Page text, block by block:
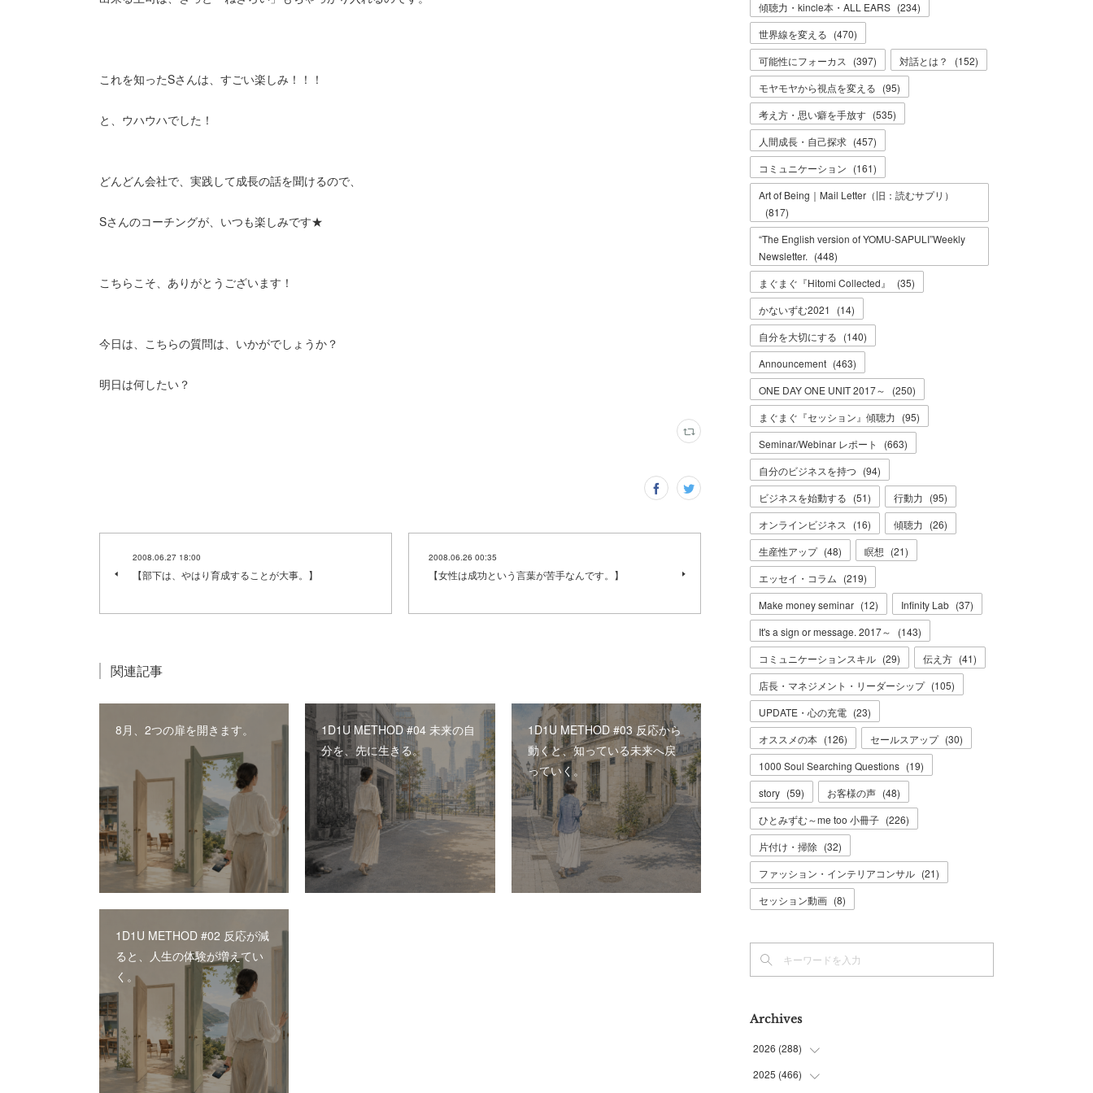
これを知ったSさんは、すごい楽しみ！！！
と、ウハウハでした！
どんどん会社で、実践して成長の話を聞けるので、
Sさんのコーチングが、いつも楽しみです★
こちらこそ、ありがとうございます！
今日は、こちらの質問は、いかがでしょうか？
明日は何したい？
2008.06.27 18:00
【部下は、やはり育成することが大事。】
2008.06.26 00:35
【女性は成功という言葉が苦手なんです。】
関連記事
8月、2つの扉を開きます。
1D1U METHOD #04 未来の自
分を、先に生きる。
1D1U METHOD #03 反応から
動くと、知っている未来へ戻
っていく。
1D1U METHOD #02 反応が減
ると、人生の体験が増えてい
く。
傾聴力・kincle本・ALL EARS (234)
世界線を変える (470)
可能性にフォーカス
(397) 対話とは？ (152)
モヤモヤから視点を変える (95)
考え方・思い癖を手放す (535)
人間成長・自己探求 (457)
コミュニケーション (161)
Art of Being｜Mail Letter（旧：読むサプリ）
(817)
“The English version of YOMU-SAPULI”Weekly
Newsletter. (448)
まぐまぐ『Hitomi Collected』
(35)
かないずむ2021
(14)
自分を大切にする (140)
Announcement (463)
ONE DAY ONE UNIT 2017～
(250)
まぐまぐ『セッション』傾聴力 (95)
Seminar/Webinar レポート
(663)
自分のビジネスを持つ (94)
ビジネスを始動する (51) 行動力 (95)
オンラインビジネス
(16) 傾聴力 (26)
生産性アップ (48) 瞑想 (21)
エッセイ・コラム (219)
Make money seminar (12) Infinity Lab (37)
It's a sign or message. 2017～
(143)
コミュニケーションスキル (29) 伝え方 (41)
店長・マネジメント・リーダーシップ (105)
UPDATE・心の充電 (23)
オススメの本 (126) セールスアップ (30)
1000 Soul Searching Questions (19)
story (59) お客様の声 (48)
ひとみずむ～me too 小冊子 (226)
片付け・掃除 (32)
ファッション・インテリアコンサル (21)
セッション動画 (8)
Archives
2026 (288)
(9)
2025 (466)